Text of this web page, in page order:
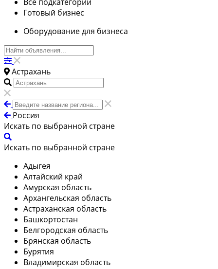
Готовый бизнес
Оборудование для бизнеса
Астрахань
Россия
Искать по выбранной стране
Искать по выбранной стране
Адыгея
Алтайский край
Амурская область
Архангельская область
Астраханская область
Башкортостан
Белгородская область
Брянская область
Бурятия
Владимирская область